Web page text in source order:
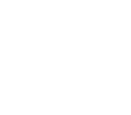
大園國際